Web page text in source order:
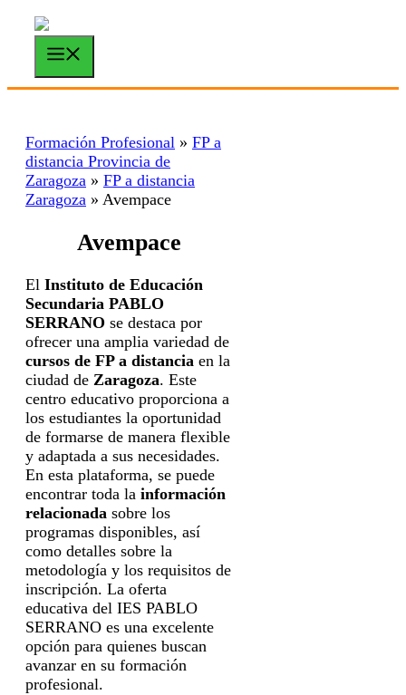
Saltar
contenido
Formación Profesional » FP a
distancia Provincia de
Zaragoza » FP a distancia
Zaragoza » Avempace
Avempace
El Instituto de Educación
Secundaria PABLO
SERRANO se destaca por
ofrecer una amplia variedad de
cursos de FP a distancia en la
ciudad de Zaragoza. Este
centro educativo proporciona a
los estudiantes la oportunidad
de formarse de manera flexible
y adaptada a sus necesidades.
En esta plataforma, se puede
encontrar toda la información
relacionada sobre los
programas disponibles, así
como detalles sobre la
metodología y los requisitos de
inscripción. La oferta
educativa del IES PABLO
SERRANO es una excelente
opción para quienes buscan
avanzar en su formación
profesional.